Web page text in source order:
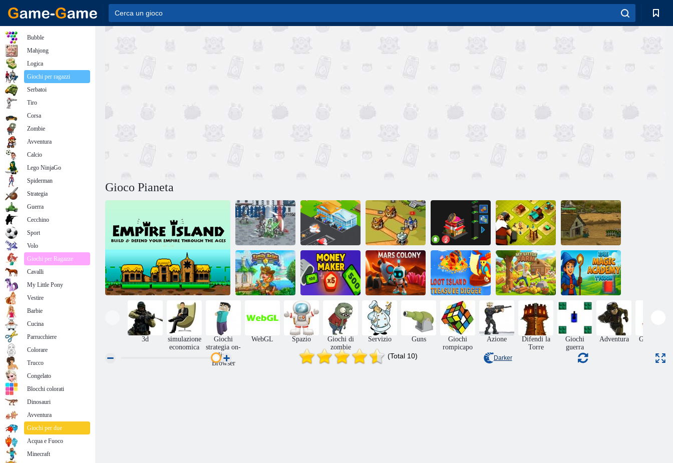
Gioco Pianeta
Feudalesimo 3
Ronzio
Aeroporto
Reale Cavaliere
Voglio essere un
miliardario 2
Edificio della
città
Base Difesa
Creatore di soldi Colonia di Marte
Isola del bottino
- Cercatore di
tesori
La mia piccola
fattoria
Tycoon
dell'Accademia
di Magia Idle
3d
simulazione
economica
Giochi
strategia on-
line
Browser
WebGL Spazio
Giochi di
zombie
Servizio Guns
Giochi
rompicapo
Azione
Difendi la
Torre
Giochi
guerra
Adventura Gestionali
(Total 10) Darker
Bubble
Mahjong
Logica
Giochi per ragazzi
Serbatoi
Tiro
Corsa
Zombie
Avventura
Calcio
Lego NinjaGo
Spiderman
Strategia
Guerra
Cecchino
Sport
Volo
Giochi per Ragazze
Cavalli
My Little Pony
Vestire
Barbie
Cucina
Parrucchiere
Colorare
Trucco
Congelato
Blocchi colorati
Dinosauri
Avventura
Giochi per due
Acqua e Fuoco
Minecraft